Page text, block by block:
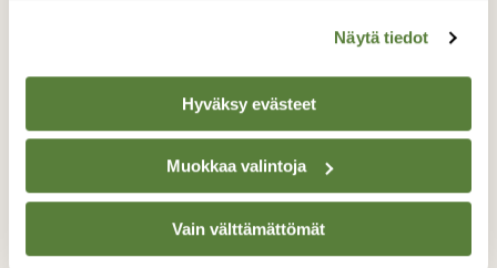
Näytä tiedot
Hyväksy evästeet
Muokkaa valintoja
Vain välttämättömät
Teksti
Sanja Hakala